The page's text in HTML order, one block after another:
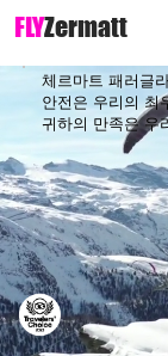
FLYZermatt
체르마트 패러글
안전은 우리의 최
귀하의 만족은 우